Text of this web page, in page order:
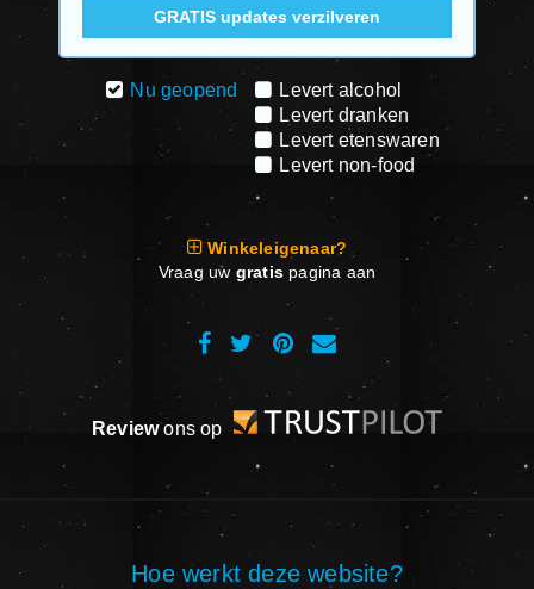
Nu geopend
Levert alcohol
Levert dranken
Levert etenswaren
Levert non-food
Winkeleigenaar?
Vraag uw gratispagina aan
Reviewons op
Hoe werkt deze website?